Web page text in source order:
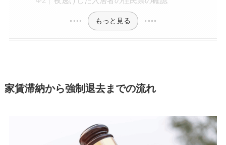
もっと見る
家賃滞納から強制退去までの流れ